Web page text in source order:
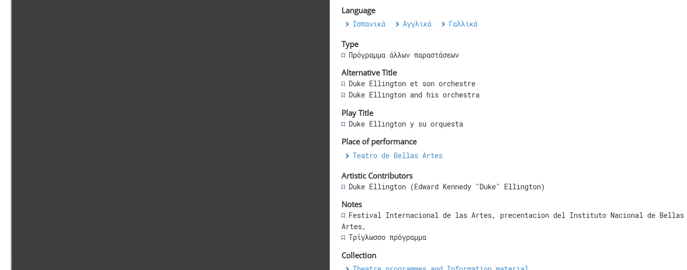
Language
Ισπανικά Αγγλικά Γαλλικά
Type
Πρόγραμμα άλλων παραστάσεων
Alternative Title
Duke Ellington et son orchestre
Duke Ellington and his orchestra
Play Title
Duke Ellington y su orquesta
Place of performance
Teatro de Bellas Artes
Artistic Contributors
Duke Ellington (Edward Kennedy "Duke" Ellington)
Notes
Festival Internacional de las Artes, precentacion del Instituto Nacional de Bellas
Artes,
Τρίγλωσσο πρόγραμμα
Collection